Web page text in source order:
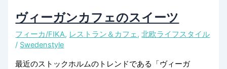
ヴィーガンカフェのスイーツ
フィーカ/FIKA, レストラン＆カフェ,北欧ライフスタイル
/ Swedenstyle
最近のストックホルムのトレンドである「ヴィーガ